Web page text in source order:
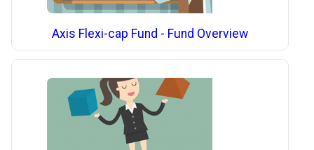
Axis Flexi-cap Fund - Fund Overview